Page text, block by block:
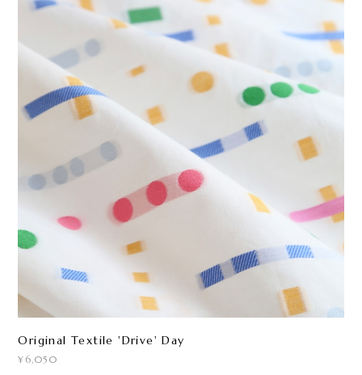
Original Textile 'Drive' Day
¥6,050